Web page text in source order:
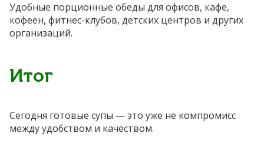
Удобные порционные обеды для офисов, кафе,
кофеен, фитнес-клубов, детских центров и других
организаций.
Итог
Сегодня готовые супы — это уже не компромисс
между удобством и качеством.